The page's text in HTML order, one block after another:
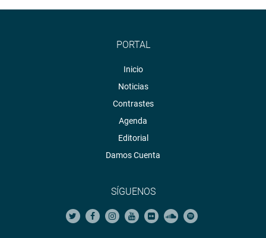
PORTAL
Inicio
Noticias
Contrastes
Agenda
Editorial
Damos Cuenta
SÍGUENOS